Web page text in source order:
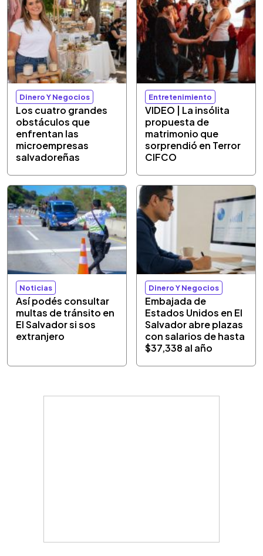
Dinero Y Negocios
Los cuatro grandes
obstáculos que
enfrentan las
microempresas
salvadoreñas
Entretenimiento
VIDEO | La insólita
propuesta de
matrimonio que
sorprendió en Terror
CIFCO
Noticias
Así podés consultar
multas de tránsito en
El Salvador si sos
extranjero
Dinero Y Negocios
Embajada de
Estados Unidos en El
Salvador abre plazas
con salarios de hasta
$37,338 al año